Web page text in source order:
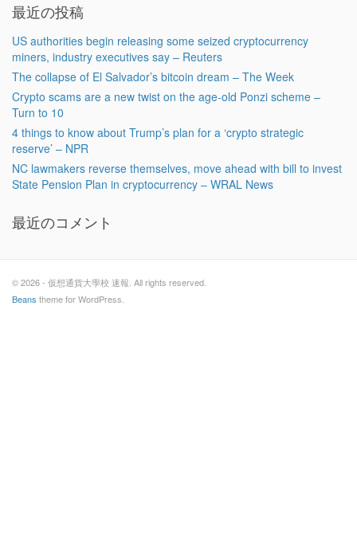
最近の投稿
US authorities begin releasing some seized cryptocurrency
miners, industry executives say – Reuters
The collapse of El Salvador’s bitcoin dream – The Week
Crypto scams are a new twist on the age-old Ponzi scheme –
Turn to 10
4 things to know about Trump’s plan for a ‘crypto strategic
reserve’ – NPR
NC lawmakers reverse themselves, move ahead with bill to invest
State Pension Plan in cryptocurrency – WRAL News
最近のコメント
© 2026 - 仮想通貨大學校 速報. All rights reserved.
Beans theme for WordPress.